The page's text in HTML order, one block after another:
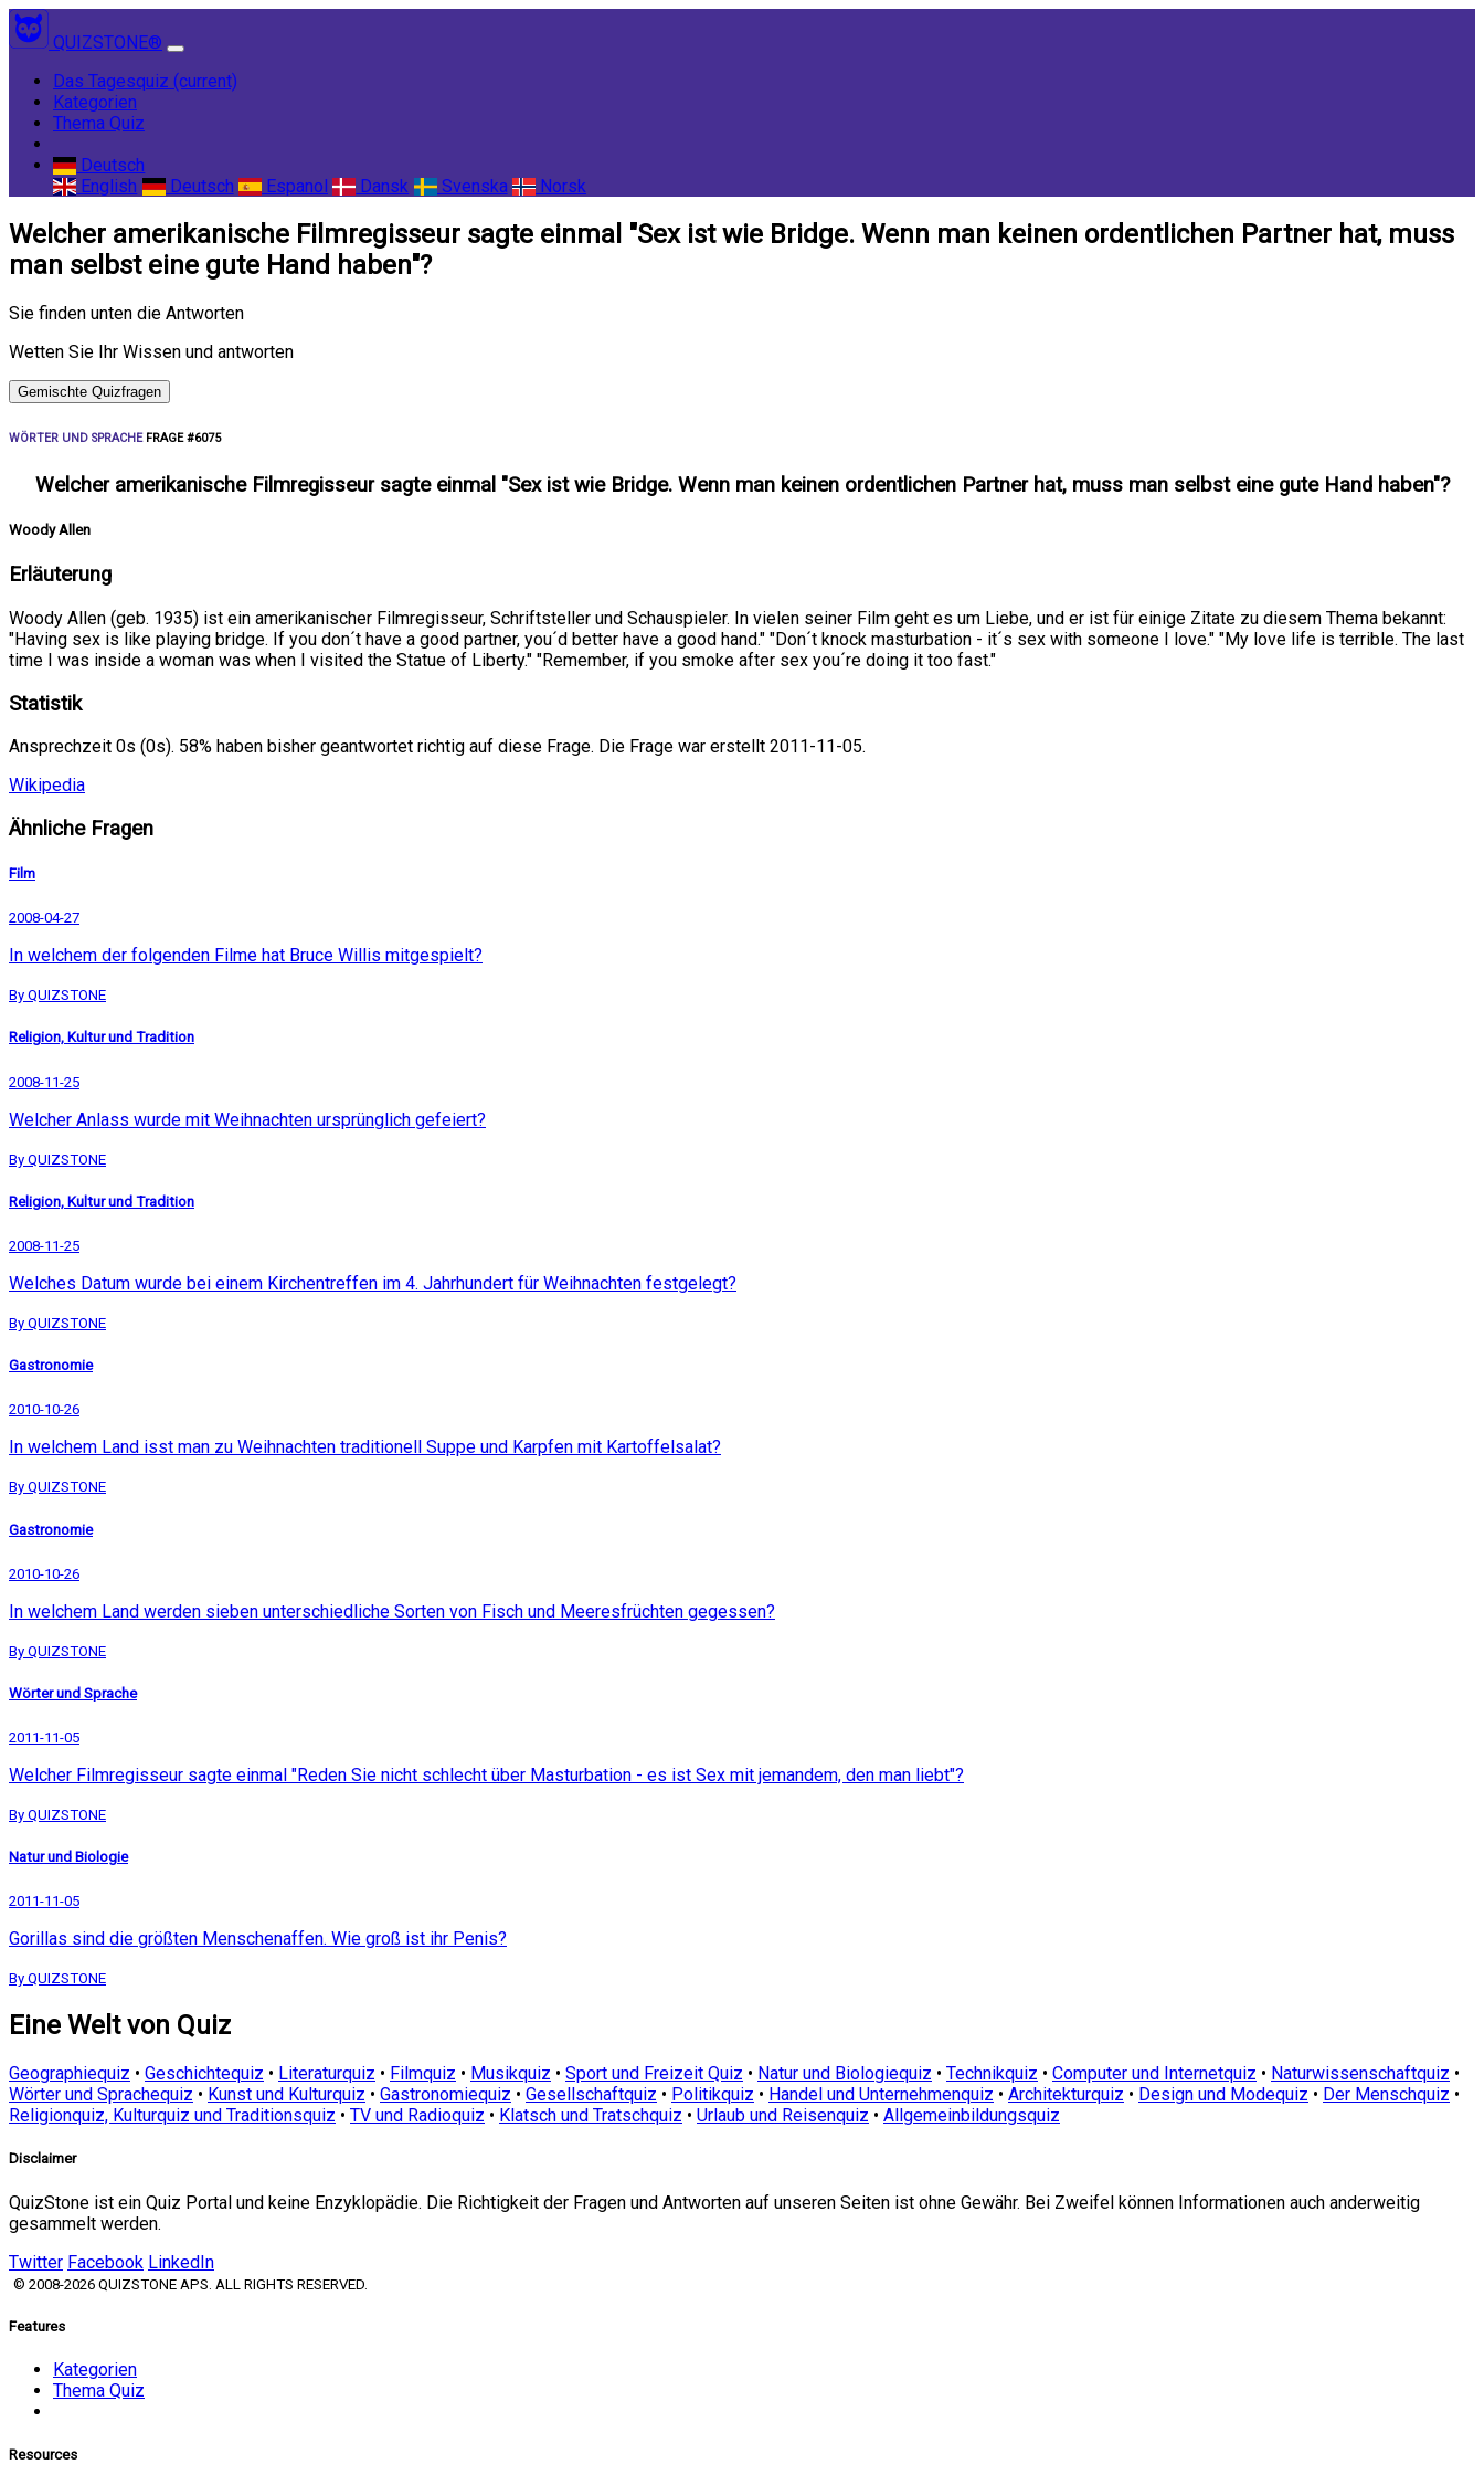
QUIZSTONE®
Das Tagesquiz (current)
Kategorien
Thema Quiz
Deutsch
English
Deutsch Espanol Dansk Svenska Norsk
Welcher amerikanische Filmregisseur sagte einmal "Sex ist wie Bridge. Wenn man keinen ordentlichen Partner hat, muss
man selbst eine gute Hand haben"?
Sie finden unten die Antworten
Wetten Sie Ihr Wissen und antworten
Gemischte Quizfragen
WÖRTER UND SPRACHEFRAGE #6075
Welcher amerikanische Filmregisseur sagte einmal "Sex ist wie Bridge. Wenn man keinen ordentlichen Partner hat, muss man selbst eine gute Hand haben"?
Woody Allen
Erläuterung
Woody Allen (geb. 1935) ist ein amerikanischer Filmregisseur, Schriftsteller und Schauspieler. In vielen seiner Film geht es um Liebe, und er ist für einige Zitate zu diesem Thema bekannt:
"Having sex is like playing bridge. If you don´t have a good partner, you´d better have a good hand." "Don´t knock masturbation - it´s sex with someone I love." "My love life is terrible. The last
time I was inside a woman was when I visited the Statue of Liberty." "Remember, if you smoke after sex you´re doing it too fast."
Statistik
Ansprechzeit 0s (0s). 58% haben bisher geantwortet richtig auf diese Frage. Die Frage war erstellt 2011-11-05.
Wikipedia
Ähnliche Fragen
Film
2008-04-27
In welchem der folgenden Filme hat Bruce Willis mitgespielt?
By QUIZSTONE
Religion, Kultur und Tradition
2008-11-25
Welcher Anlass wurde mit Weihnachten ursprünglich gefeiert?
By QUIZSTONE
Religion, Kultur und Tradition
2008-11-25
Welches Datum wurde bei einem Kirchentreffen im 4. Jahrhundert für Weihnachten festgelegt?
By QUIZSTONE
Gastronomie
2010-10-26
In welchem Land isst man zu Weihnachten traditionell Suppe und Karpfen mit Kartoffelsalat?
By QUIZSTONE
Gastronomie
2010-10-26
In welchem Land werden sieben unterschiedliche Sorten von Fisch und Meeresfrüchten gegessen?
By QUIZSTONE
Wörter und Sprache
2011-11-05
Welcher Filmregisseur sagte einmal "Reden Sie nicht schlecht über Masturbation - es ist Sex mit jemandem, den man liebt"?
By QUIZSTONE
Natur und Biologie
2011-11-05
Gorillas sind die größten Menschenaffen. Wie groß ist ihr Penis?
By QUIZSTONE
Eine Welt von Quiz
Geographiequiz • Geschichtequiz • Literaturquiz • Filmquiz • Musikquiz • Sport und Freizeit Quiz • Natur und Biologiequiz • Technikquiz • Computer und Internetquiz • Naturwissenschaftquiz •
Wörter und Sprachequiz • Kunst und Kulturquiz • Gastronomiequiz • Gesellschaftquiz • Politikquiz • Handel und Unternehmenquiz • Architekturquiz • Design und Modequiz • Der Menschquiz •
Religionquiz, Kulturquiz und Traditionsquiz • TV und Radioquiz • Klatsch und Tratschquiz • Urlaub und Reisenquiz • Allgemeinbildungsquiz
Disclaimer
QuizStone ist ein Quiz Portal und keine Enzyklopädie. Die Richtigkeit der Fragen und Antworten auf unseren Seiten ist ohne Gewähr. Bei Zweifel können Informationen auch anderweitig
gesammelt werden.
Twitter Facebook LinkedIn
© 2008-2026 QUIZSTONE APS. ALL RIGHTS RESERVED.
Features
Kategorien
Thema Quiz
Resources